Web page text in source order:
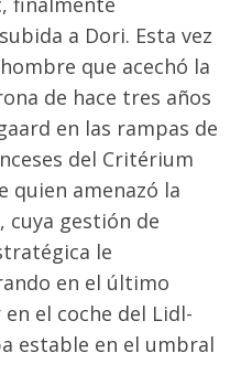
a Dori. Esta vez
que acechó la
de hace tres años
en las rampas de
del Critérium
quien amenazó la
gestión de
le
en el último
el coche del Lidl-
estable en el umbral